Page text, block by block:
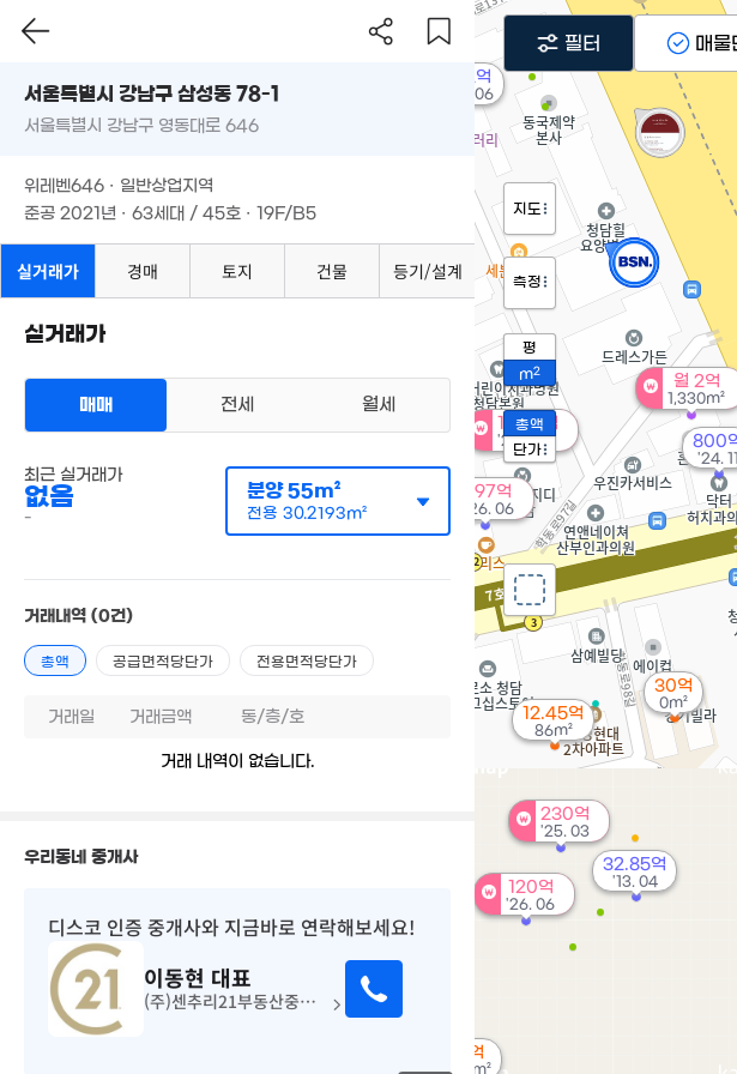
120억
'26. 06
197억
'26. 06
1,800억
'26. 06
월 2억
1,330m²
162억
'22. 06
61억
293m²
230억
'25. 03
800
'24. 11
30억
0m²
12.45억
86m²
32.85억
'13. 04
지도
측정
평
m2
총액
단가
필터 매물
서울특별시 강남구 삼성동 78-1
서울특별시 강남구 영동대로 646
위레벤646 · 일반상업지역
준공 2021년 · 63세대 / 45호 · 19F/B5
실거래가 경매 토지 건물 등기/설계
실거래가
매매 전세 월세
최근 실거래가
없음
-
분양55m²
전용 30.2193m²
거래내역 (0건)
총액 공급면적당단가 전용면적당단가
거래일 거래금액 동/층/호
거래 내역이 없습니다.
우리동네 중개사
디스코 인증 중개사와 지금바로 연락해보세요!
이동현 대표
(주)센추리21부동산중개법인